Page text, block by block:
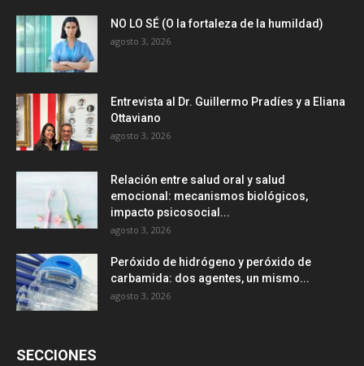
NO LO SÉ (O la fortaleza de la humildad)
agosto 3, 2026
Entrevista al Dr. Guillermo Pradíes y a Eliana
Ottaviano
agosto 3, 2026
Relación entre salud oral y salud
emocional: mecanismos biológicos,
impacto psicosocial...
agosto 3, 2026
Peróxido de hidrógeno y peróxido de
carbamida: dos agentes, un mismo...
agosto 3, 2026
SECCIONES